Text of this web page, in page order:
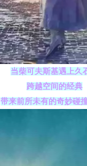
当柴可夫斯基遇上久
跨越空间的经典
带来前所未有的奇妙